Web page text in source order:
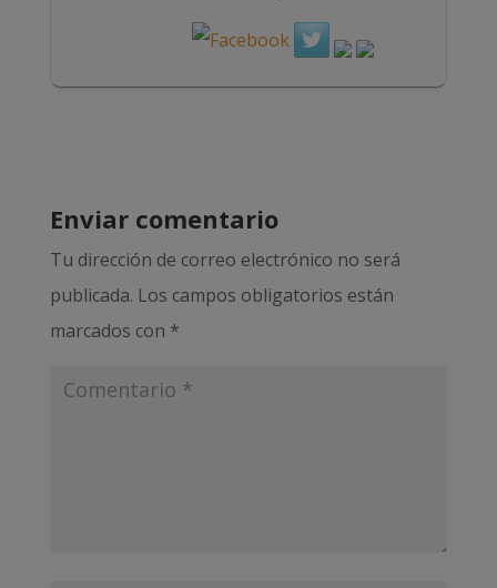
Enviar comentario
Tu dirección de correo electrónico no será
publicada. Los campos obligatorios están
marcados con *